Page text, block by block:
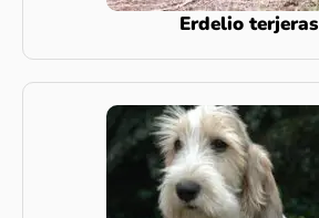
Erdelio terjeras